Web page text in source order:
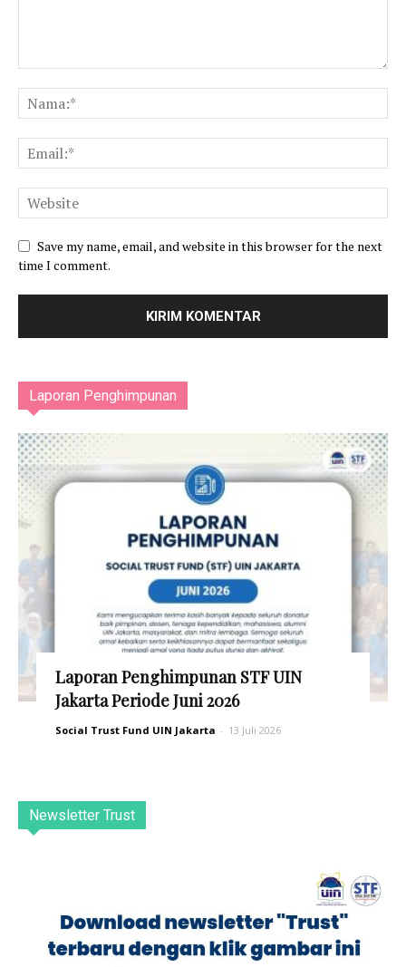
Save my name, email, and website in this browser for the next
time I comment.
Laporan Penghimpunan
Laporan Penghimpunan STF UIN
Jakarta Periode Juni 2026
Social Trust Fund UIN Jakarta - 13 Juli 2026
Newsletter Trust